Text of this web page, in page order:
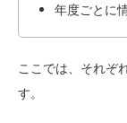
年度ごとに
ここでは、それぞ
す。